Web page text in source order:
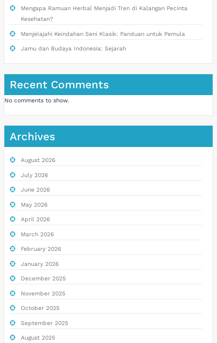
Mengapa Ramuan Herbal Menjadi Tren di Kalangan Pecinta
Kesehatan?
Menjelajahi Keindahan Seni Klasik: Panduan untuk Pemula
Jamu dan Budaya Indonesia: Sejarah
Recent Comments
No comments to show.
Archives
August 2026
July 2026
June 2026
May 2026
April 2026
March 2026
February 2026
January 2026
December 2025
November 2025
October 2025
September 2025
August 2025